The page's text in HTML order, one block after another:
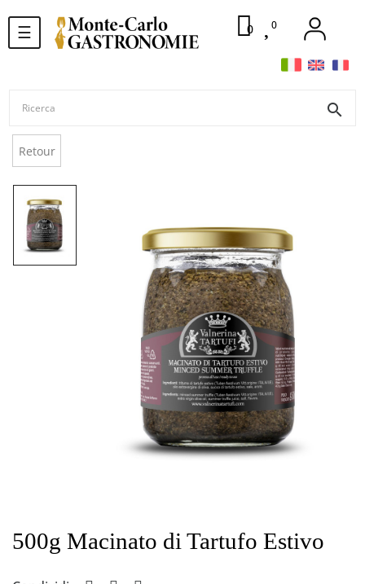
navigazione
Toggle
☰
search
0 0
Retour
500g Macinato di Tartufo Estivo